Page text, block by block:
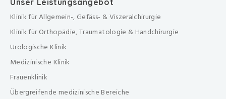
Unser Leistungsangebot
Klinik für Allgemein-, Gefäss- & Viszeralchirurgie
Klinik für Orthopädie, Traumatologie & Handchirurgie
Urologische Klinik
Medizinische Klinik
Frauenklinik
Übergreifende medizinische Bereiche